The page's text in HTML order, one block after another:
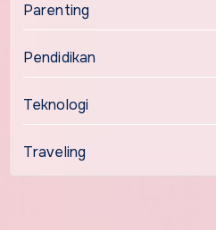
Parenting
Pendidikan
Teknologi
Traveling